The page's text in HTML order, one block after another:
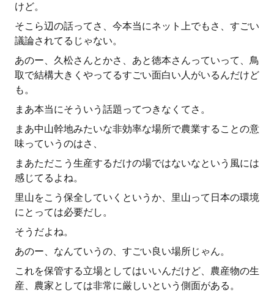
けど。
そこら辺の話ってさ、今本当にネット上でもさ、すごい
議論されてるじゃない。
あのー、久松さんとかさ、あと徳本さんっていって、鳥
取で結構大きくやってるすごい面白い人がいるんだけど
も。
まあ本当にそういう話題ってつきなくてさ。
まあ中山幹地みたいな非効率な場所で農業することの意
味っていうのはさ、
まあただこう生産するだけの場ではないなという風には
感じてるよね。
里山をこう保全していくというか、里山って日本の環境
にとっては必要だし。
そうだよね。
あのー、なんていうの、すごい良い場所じゃん。
これを保管する立場としてはいいんだけど、農産物の生
産、農家としては非常に厳しいという側面がある。